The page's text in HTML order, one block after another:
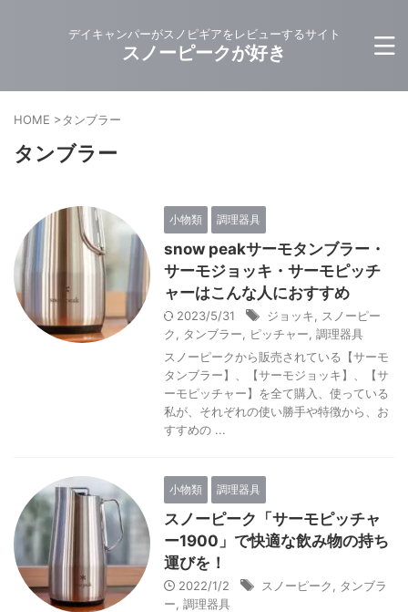
デイキャンパーがスノピギアをレビューするサイト
スノーピークが好き
HOME >タンブラー
タンブラー
小物類 調理器具
snow peakサーモタンブラー・
サーモジョッキ・サーモピッチ
ャーはこんな人におすすめ
2023/5/31 ジョッキ
スノーピー
ク
タンブラー ピッチャー 調理器具
スノーピークから販売されている【サーモ
タンブラー】、【サーモジョッキ】、【サ
ーモピッチャー】を全て購入、使っている
私が、それぞれの使い勝手や特徴から、お
すすめの ...
小物類 調理器具
スノーピーク「サーモピッチャ
ー1900」で快適な飲み物の持ち
運びを！
2022/1/2 スノーピーク
タンブラ
ー 調理器具